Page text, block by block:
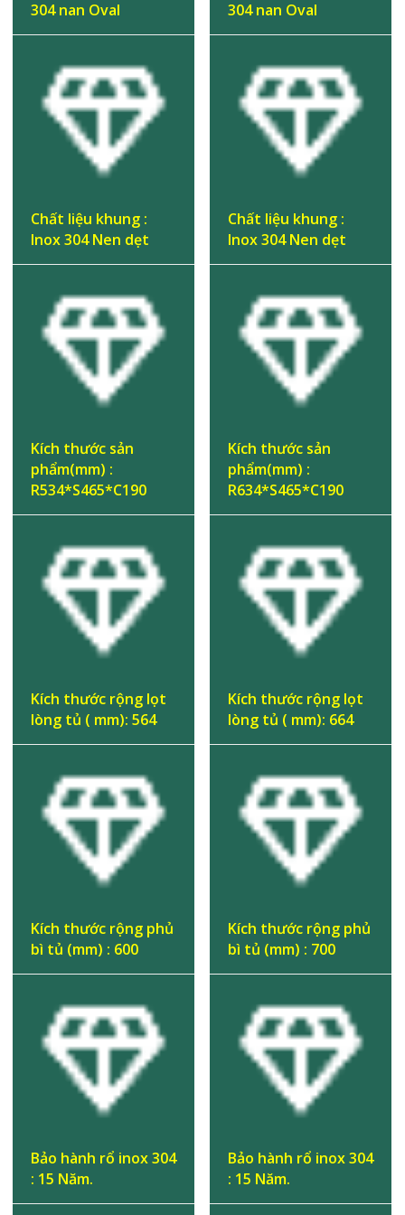
304 nan Oval
Chất liệu khung :
Inox 304 Nen dẹt
Kích thước sản
phẩm(mm) :
R534*S465*C190
Kích thước rộng lọt
lòng tủ ( mm): 564
Kích thước rộng phủ
bì tủ (mm) : 600
Bảo hành rổ inox 304
: 15 Năm.
304 nan Oval
Chất liệu khung :
Inox 304 Nen dẹt
Kích thước sản
phẩm(mm) :
R634*S465*C190
Kích thước rộng lọt
lòng tủ ( mm): 664
Kích thước rộng phủ
bì tủ (mm) : 700
Bảo hành rổ inox 304
: 15 Năm.